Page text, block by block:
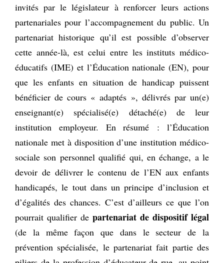
invités par le législateur à renforcer leurs actions
partenariales pour l’accompagnement du public. Un
partenariat historique qu’il est possible d’observer
cette année-là, est celui entre les instituts médico-
éducatifs (IME) et l’Éducation nationale (EN), pour
que les enfants en situation de handicap puissent
bénéficier de cours « adaptés », délivrés par un(e)
enseignant(e) spécialisé(e) détaché(e) de leur
institution employeur. En résumé : l’Éducation
nationale met à disposition d’une institution médico-
sociale son personnel qualifié qui, en échange, a le
devoir de délivrer le contenu de l’EN aux enfants
handicapés, le tout dans un principe d’inclusion et
d’égalités des chances. C’est d’ailleurs ce que l’on
pourrait qualifier de partenariat de dispositif légal
(de la même façon que dans le secteur de la
prévention spécialisée, le partenariat fait partie des